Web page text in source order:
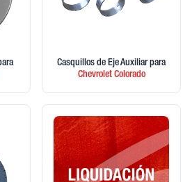
Casquillos de Eje Auxiliar para
ChevroletColorado